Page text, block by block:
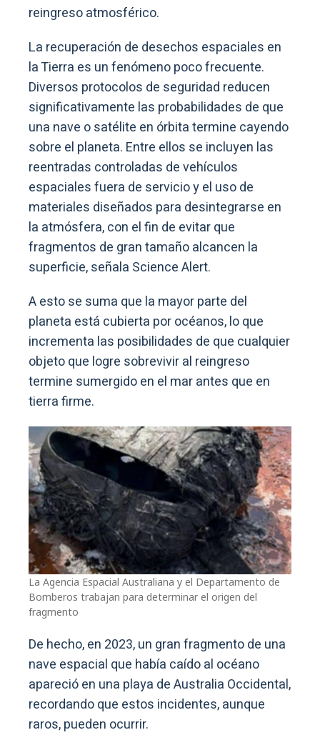
reingreso atmosférico.
La recuperación de desechos espaciales en
la Tierra es un fenómeno poco frecuente.
Diversos protocolos de seguridad reducen
significativamente las probabilidades de que
una nave o satélite en órbita termine cayendo
sobre el planeta. Entre ellos se incluyen las
reentradas controladas de vehículos
espaciales fuera de servicio y el uso de
materiales diseñados para desintegrarse en
la atmósfera, con el fin de evitar que
fragmentos de gran tamaño alcancen la
superficie, señala Science Alert.
A esto se suma que la mayor parte del
planeta está cubierta por océanos, lo que
incrementa las posibilidades de que cualquier
objeto que logre sobrevivir al reingreso
termine sumergido en el mar antes que en
tierra firme.
La Agencia Espacial Australiana y el Departamento de
Bomberos trabajan para determinar el origen del
fragmento
De hecho, en 2023, un gran fragmento de una
nave espacial que había caído al océano
apareció en una playa de Australia Occidental,
recordando que estos incidentes, aunque
raros, pueden ocurrir.